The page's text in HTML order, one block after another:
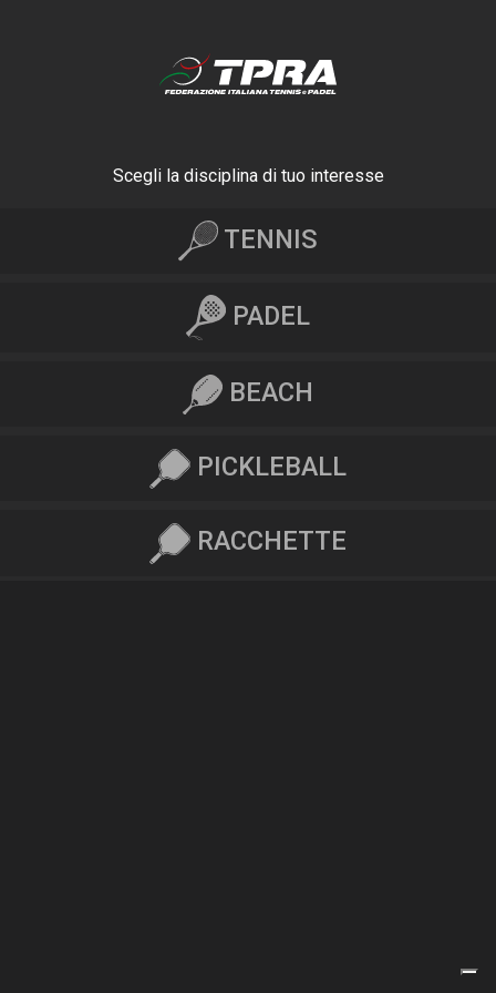
Scegli la disciplina di tuo interesse
TENNIS
PADEL
BEACH
PICKLEBALL
RACCHETTE